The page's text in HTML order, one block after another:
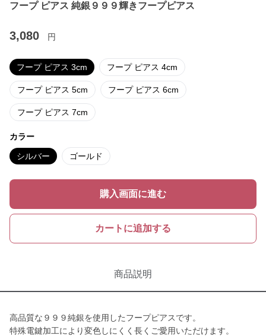
フープ ピアス 純銀９９９輝きフープピアス
3,080 円
フープ ピアス 3cm フープ ピアス 4cm
フープ ピアス 5cm フープ ピアス 6cm
フープ ピアス 7cm
カラー
シルバー ゴールド
購入画面に進む
カートに追加する
商品説明
高品質な９９９純銀を使用したフープピアスです。
特殊電鍵加工により変色しにくく長くご愛用いただけます。